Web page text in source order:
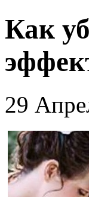
Как
29